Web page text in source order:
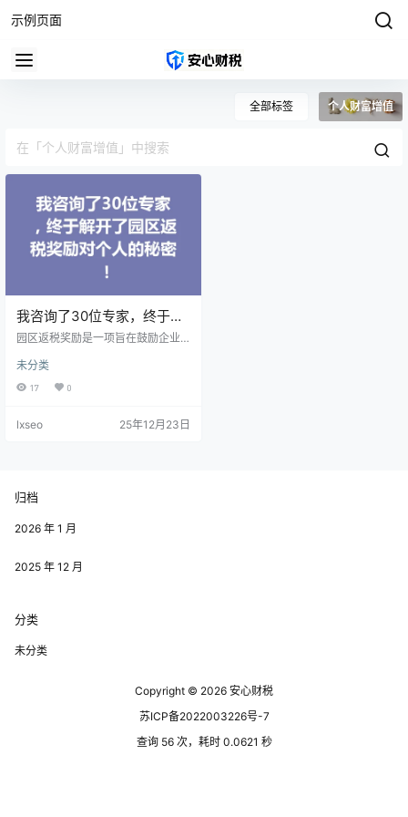
示例页面
全部标签 个人财富增值
我咨询了30位专家，终于解
开了园区返税奖励对个人的
园区返税奖励是一项旨在鼓励企业
虽然这项政策主要面向企业，但实
际上也与普通个人有着密切的联
益。 其一，参与园区企业的就业。
一份合适的工作，无疑是获得园区
二，园区…
未分类
17 0
lxseo 25年12月23日
归档
2026 年 1 月
2025 年 12 月
分类
未分类
Copyright © 2026 安心财税
苏ICP备2022003226号-7
查询 56 次，耗时 0.0621 秒